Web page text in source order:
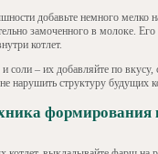
добавьте немного мелко
замоченного в молоке.
котлет.
соли – их добавляйте по
нарушить структуру будущих
формирования